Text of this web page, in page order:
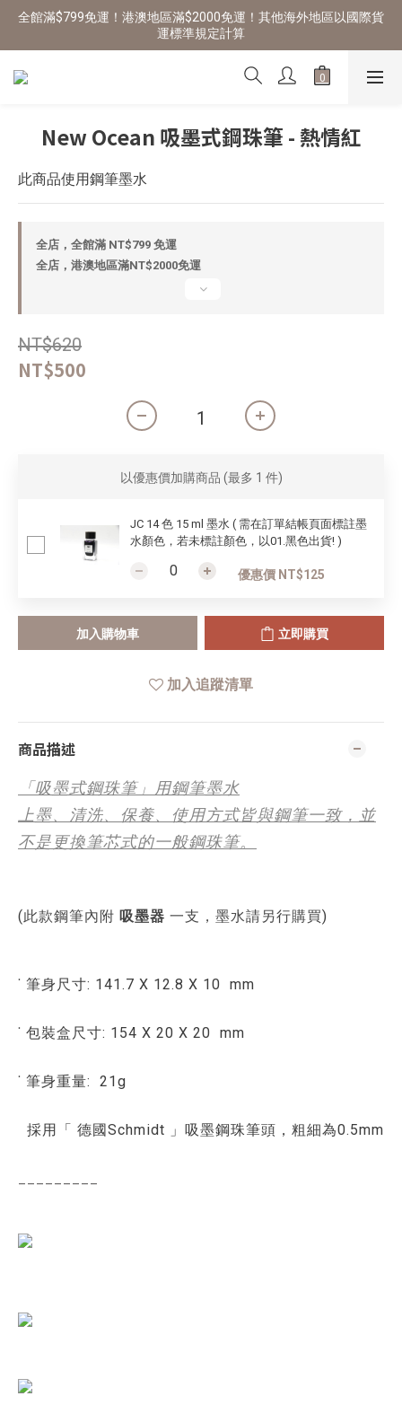
全館滿$799免運！港澳地區滿$2000免運！其他海外地區以國際貨
運標準規定計算
New Ocean 吸墨式鋼珠筆 - 熱情紅
此商品使用鋼筆墨水
全店，全館滿 NT$799 免運
全店，港澳地區滿NT$2000免運
NT$620
NT$500
以優惠價加購商品 (最多 1 件)
JC 14 色 15 ml 墨水 ( 需在訂單結帳頁面標註墨
水顏色，若未標註顏色，以01.黑色出貨! )
優惠價 NT$125
加入購物車 立即購買
加入追蹤清單
商品描述
「吸墨式鋼珠筆」用鋼筆墨水
上墨、清洗、保養、使用方式皆與鋼筆一致，並
不是更換筆芯式的一般鋼珠筆。
(此款鋼筆內附 吸墨器 一支，墨水請另行購買)
˙ 筆身尺寸: 141.7 X 12.8 X 10 mm
˙ 包裝盒尺寸: 154 X 20 X 20 mm
˙ 筆身重量: 21g
採用「 德國Schmidt 」吸墨鋼珠筆頭，粗細為0.5mm